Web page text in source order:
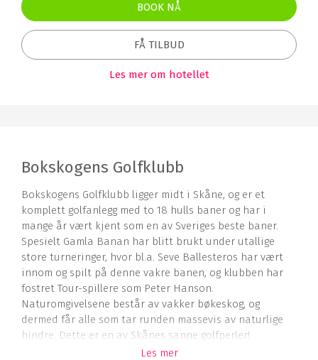
BOOK NÅ
FÅ TILBUD
Les mer om hotellet
Bokskogens Golfklubb
Bokskogens Golfklubb ligger midt i Skåne, og er et
komplett golfanlegg med to 18 hulls baner og har i
mange år vært kjent som en av Sveriges beste baner.
Spesielt Gamla Banan har blitt brukt under utallige
store turneringer, hvor bl.a. Seve Ballesteros har vært
innom og spilt på denne vakre banen, og klubben har
fostret Tour-spillere som Peter Hanson.
Naturomgivelsene består av vakker bøkeskog, og
dermed får alle som tar runden massevis av naturlige
hindre. Dette er en av Skånes sanne golfperler!
Les mer